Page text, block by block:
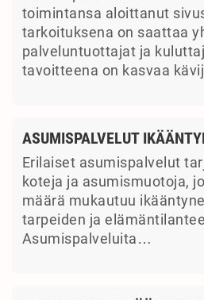
toimintansa aloittanut
tarkoituksena on saattaa
palveluntuottajat ja
tavoitteena on kasvaa
ASUMISPALVELUT
Erilaiset asumispalvelut
koteja ja asumismuotoja,
määrä mukautuu
tarpeiden ja
Asumispalveluita…